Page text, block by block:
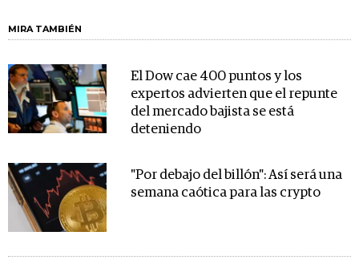
MIRA TAMBIÉN
El Dow cae 400 puntos y los
expertos advierten que el repunte
del mercado bajista se está
deteniendo
"Por debajo del billón": Así será una
semana caótica para las crypto